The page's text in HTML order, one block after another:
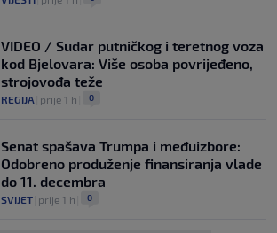
VIDEO / Sudar putničkog i teretnog voza
kod Bjelovara: Više osoba povrijeđeno,
strojovođa teže
REGIJA prije 1 h 0
Senat spašava Trumpa i međuizbore:
Odobreno produženje finansiranja vlade
do 11. decembra
SVIJET prije 1 h 0